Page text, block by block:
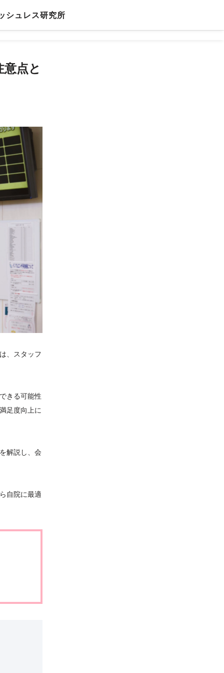
シュレス研究所
点と
、スタッフ
きる可能性
足度向上に
解説し、会
自院に最適